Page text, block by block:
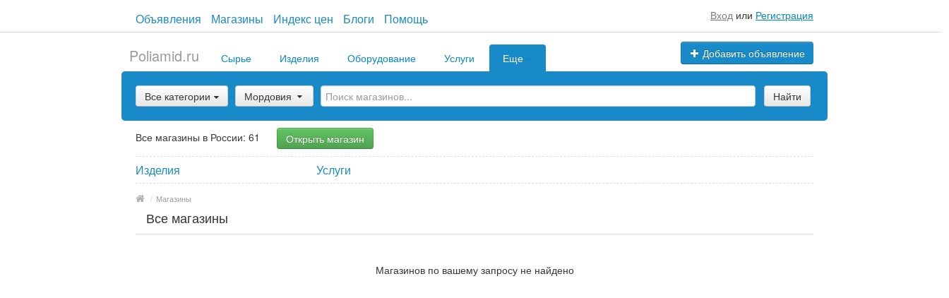
Объявления Магазины Индекс цен Блоги Помощь Вход или Регистрация
Добавить объявление
Poliamid.ru Сырье Изделия Оборудование Услуги Еще
Все категории Мордовия Найти
Все магазины в России: 61 Открыть магазин
Изделия Услуги
/ Магазины
Все магазины
Магазинов по вашему запросу не найдено